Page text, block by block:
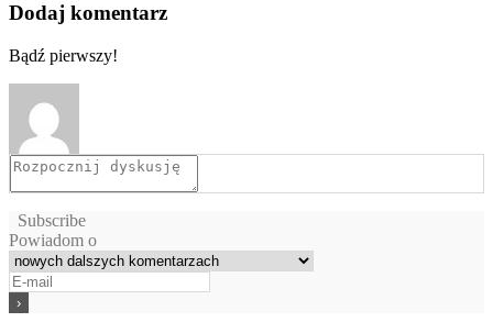
Dodaj komentarz
Bądź pierwszy!
Subscribe
Powiadom o